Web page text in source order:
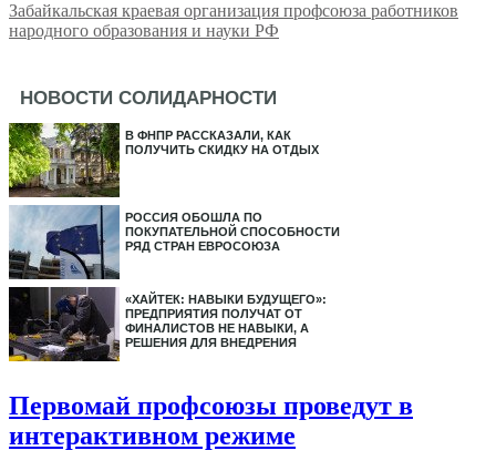
Забайкальская краевая организация профсоюза работников
народного образования и науки РФ
НОВОСТИ СОЛИДАРНОСТИ
В ФНПР РАССКАЗАЛИ, КАК
ПОЛУЧИТЬ СКИДКУ НА ОТДЫХ
РОССИЯ ОБОШЛА ПО
ПОКУПАТЕЛЬНОЙ СПОСОБНОСТИ
РЯД СТРАН ЕВРОСОЮЗА
«ХАЙТЕК: НАВЫКИ БУДУЩЕГО»:
ПРЕДПРИЯТИЯ ПОЛУЧАТ ОТ
ФИНАЛИСТОВ НЕ НАВЫКИ, А
РЕШЕНИЯ ДЛЯ ВНЕДРЕНИЯ
Первомай профсоюзы проведут в
интерактивном режиме